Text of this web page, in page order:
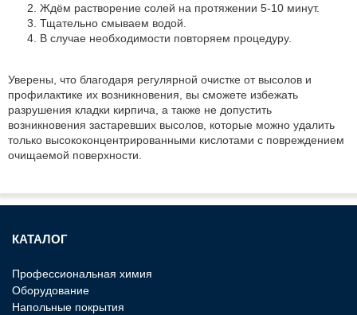
Ждём растворение солей на протяжении 5-10 минут.
Тщательно смываем водой.
В случае необходимости повторяем процедуру.
Уверены, что благодаря регулярной очистке от высолов и
профилактике их возникновения, вы сможете избежать
разрушения кладки кирпича, а также не допустить
возникновения застаревших высолов, которые можно удалить
только высококонцентрированными кислотами с повреждением
очищаемой поверхности.
КАТАЛОГ
Профессиональная химия
Оборудование
Напольные покрытия